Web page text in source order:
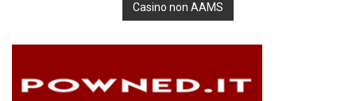
Casino non AAMS